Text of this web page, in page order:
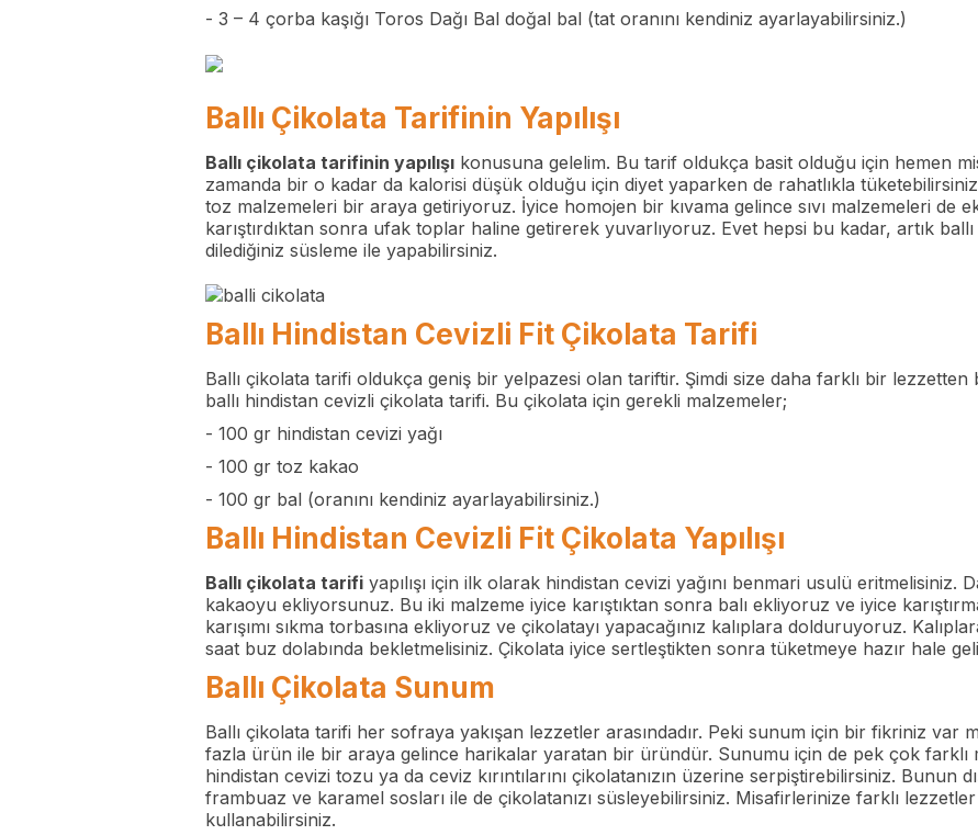
- 3 – 4 çorba kaşığı Toros Dağı Bal doğal bal (tat oranını kendiniz ayarlayabilirsiniz.)
Ballı Çikolata Tarifinin Yapılışı
Ballı çikolata tarifinin yapılışı konusuna gelelim. Bu tarif oldukça basit olduğu için hemen
zamanda bir o kadar da kalorisi düşük olduğu için diyet yaparken de rahatlıkla
toz malzemeleri bir araya getiriyoruz. İyice homojen bir kıvama gelince sıvı malzemeleri de
karıştırdıktan sonra ufak toplar haline getirerek yuvarlıyoruz. Evet hepsi bu kadar, artık
dilediğiniz süsleme ile yapabilirsiniz.
Ballı Hindistan Cevizli Fit Çikolata Tarifi
Ballı çikolata tarifi oldukça geniş bir yelpazesi olan tariftir. Şimdi size daha farklı bir
ballı hindistan cevizli çikolata tarifi. Bu çikolata için gerekli malzemeler;
- 100 gr hindistan cevizi yağı
- 100 gr toz kakao
- 100 gr bal (oranını kendiniz ayarlayabilirsiniz.)
Ballı Hindistan Cevizli Fit Çikolata Yapılışı
Ballı çikolata tarifi yapılışı için ilk olarak hindistan cevizi yağını benmari usulü eritmelisiniz.
kakaoyu ekliyorsunuz. Bu iki malzeme iyice karıştıktan sonra balı ekliyoruz ve iyice
karışımı sıkma torbasına ekliyoruz ve çikolatayı yapacağınız kalıplara dolduruyoruz.
saat buz dolabında bekletmelisiniz. Çikolata iyice sertleştikten sonra tüketmeye hazır hale
Ballı Çikolata Sunum
Ballı çikolata tarifi her sofraya yakışan lezzetler arasındadır. Peki sunum için bir fikriniz var
fazla ürün ile bir araya gelince harikalar yaratan bir üründür. Sunumu için de pek çok farklı
hindistan cevizi tozu ya da ceviz kırıntılarını çikolatanızın üzerine serpiştirebilirsiniz. Bunun
frambuaz ve karamel sosları ile de çikolatanızı süsleyebilirsiniz. Misafirlerinize farklı
kullanabilirsiniz.